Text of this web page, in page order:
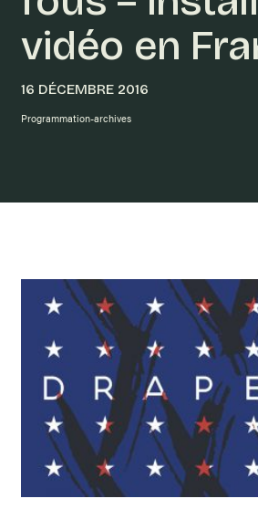
vidéo en
16 DÉCEMBRE 2016
Programmation-archives